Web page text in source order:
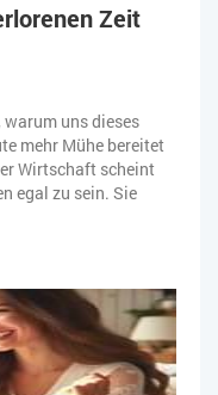
Zeit
uns dieses
mehr Mühe bereitet
Wirtschaft scheint
egal zu sein. Sie